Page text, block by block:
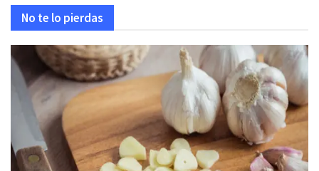
No te lo pierdas